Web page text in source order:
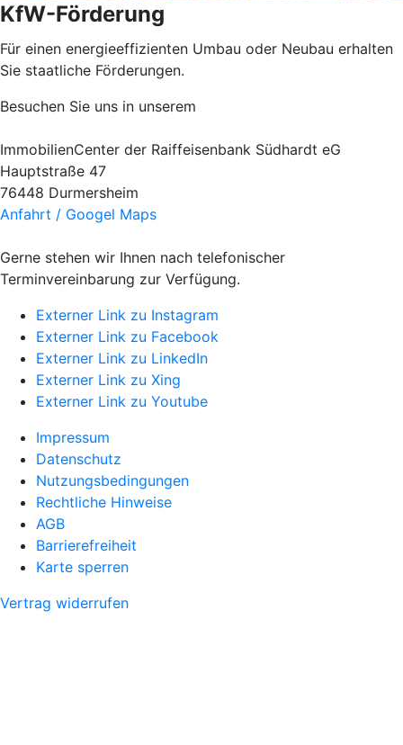
KfW-Förderung
Für einen energieeffizienten Umbau oder Neubau erhalten
Sie staatliche Förderungen.
Besuchen Sie uns in unserem
ImmobilienCenter der Raiffeisenbank Südhardt eG
Hauptstraße 47
76448 Durmersheim
Anfahrt / Googel Maps
Gerne stehen wir Ihnen nach telefonischer
Terminvereinbarung zur Verfügung.
Externer Link zu Instagram
Externer Link zu Facebook
Externer Link zu LinkedIn
Externer Link zu Xing
Externer Link zu Youtube
Impressum
Datenschutz
Nutzungsbedingungen
Rechtliche Hinweise
AGB
Barrierefreiheit
Karte sperren
Vertrag widerrufen